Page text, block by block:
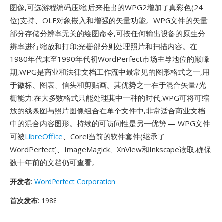
图像,可选游程编码压缩;后来推出的WPG2增加了真彩色(24
位)支持、OLE对象嵌入和增强的矢量功能。WPG文件的矢量
部分存储分辨率无关的绘图命令,可按任何输出设备的原生分
辨率进行缩放和打印;光栅部分则处理照片和扫描内容。在
1980年代末至1990年代初WordPerfect市场主导地位的巅峰
期,WPG是商业和法律文档工作流中最常见的图形格式之一,用
于徽标、图表、信头和剪贴画。其优势之一在于混合矢量/光
栅能力:在大多数格式只能处理其中一种的时代,WPG可将可缩
放的线条图与照片图像组合在单个文件中,非常适合商业文档
中的混合内容图形。持续的可访问性是另一优势 — WPG文件
可被LibreOffice、Corel当前的软件套件(继承了
WordPerfect)、ImageMagick、XnView和Inkscape读取,确保
数十年前的文档仍可查看。
开发者: WordPerfect Corporation
首次发布: 1988